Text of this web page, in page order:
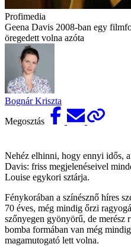
Profimedia
Geena Davis 2008-ban egy
öregedett volna azóta
Bognár Kriszta
Megosztás
Nehéz elhinni, hogy ennyi idős,
Davis: friss megjelenéseivel
Louise egykori sztárja.
Fénykorában a színésznő híres
70 éves, még mindig őrzi
szőnyegen gyönyörű, de merész
bomba formában van még
magamutogató lett volna.